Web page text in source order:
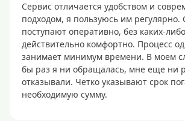
Сервис отличается удобством и
подходом, я пользуюсь им регулярно.
поступают оперативно, без каких-
действительно комфортно. Процесс
занимает минимум времени. В моем
бы раз я ни обращалась, мне еще ни
отказывали. Четко указывают срок
необходимую сумму.